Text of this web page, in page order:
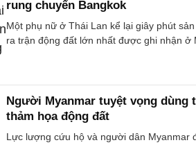
rung chuyển Bangkok
Một phụ nữ ở Thái Lan kể lại giây phút
ra trận động đất lớn nhất được ghi nhận ở
Người Myanmar tuyệt vọng dùng
thảm họa động đất
Lực lượng cứu hộ và người dân Myanmar